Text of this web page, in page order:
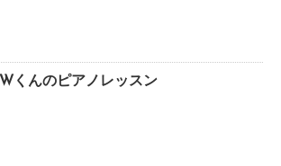
Wくんのピアノレッスン